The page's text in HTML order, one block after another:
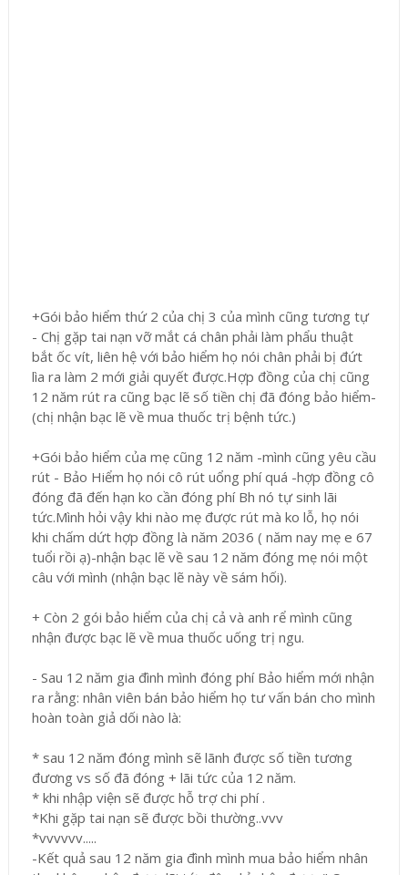
+Gói bảo hiểm thứ 2 của chị 3 của mình cũng tương tự
- Chị gặp tai nạn vỡ mắt cá chân phải làm phẩu thuật
bắt ốc vít, liên hệ với bảo hiểm họ nói chân phải bị đứt
lìa ra làm 2 mới giải quyết được.Hợp đồng của chị cũng
12 năm rút ra cũng bạc lẽ số tiền chị đã đóng bảo hiểm-
(chị nhận bạc lẽ về mua thuốc trị bệnh tức.)
+Gói bảo hiểm của mẹ cũng 12 năm -mình cũng yêu cầu
rút - Bảo Hiểm họ nói cô rút uổng phí quá -hợp đồng cô
đóng đã đến hạn ko cần đóng phí Bh nó tự sinh lãi
tức.Mình hỏi vậy khi nào mẹ được rút mà ko lỗ, họ nói
khi chấm dứt hợp đồng là năm 2036 ( năm nay mẹ e 67
tuổi rồi ạ)-nhận bạc lẽ về sau 12 năm đóng mẹ nói một
câu với mình (nhận bạc lẽ này về sám hối).
+ Còn 2 gói bảo hiểm của chị cả và anh rể mình cũng
nhận được bạc lẽ về mua thuốc uống trị ngu.
- Sau 12 năm gia đình mình đóng phí Bảo hiểm mới nhận
ra rằng: nhân viên bán bảo hiểm họ tư vấn bán cho mình
hoàn toàn giả dối nào là:
* sau 12 năm đóng mình sẽ lãnh được số tiền tương
đương vs số đã đóng + lãi tức của 12 năm.
* khi nhập viện sẽ được hỗ trợ chi phí .
*Khi gặp tai nạn sẽ được bồi thường..vvv
*vvvvvv.....
-Kết quả sau 12 năm gia đình mình mua bảo hiểm nhân